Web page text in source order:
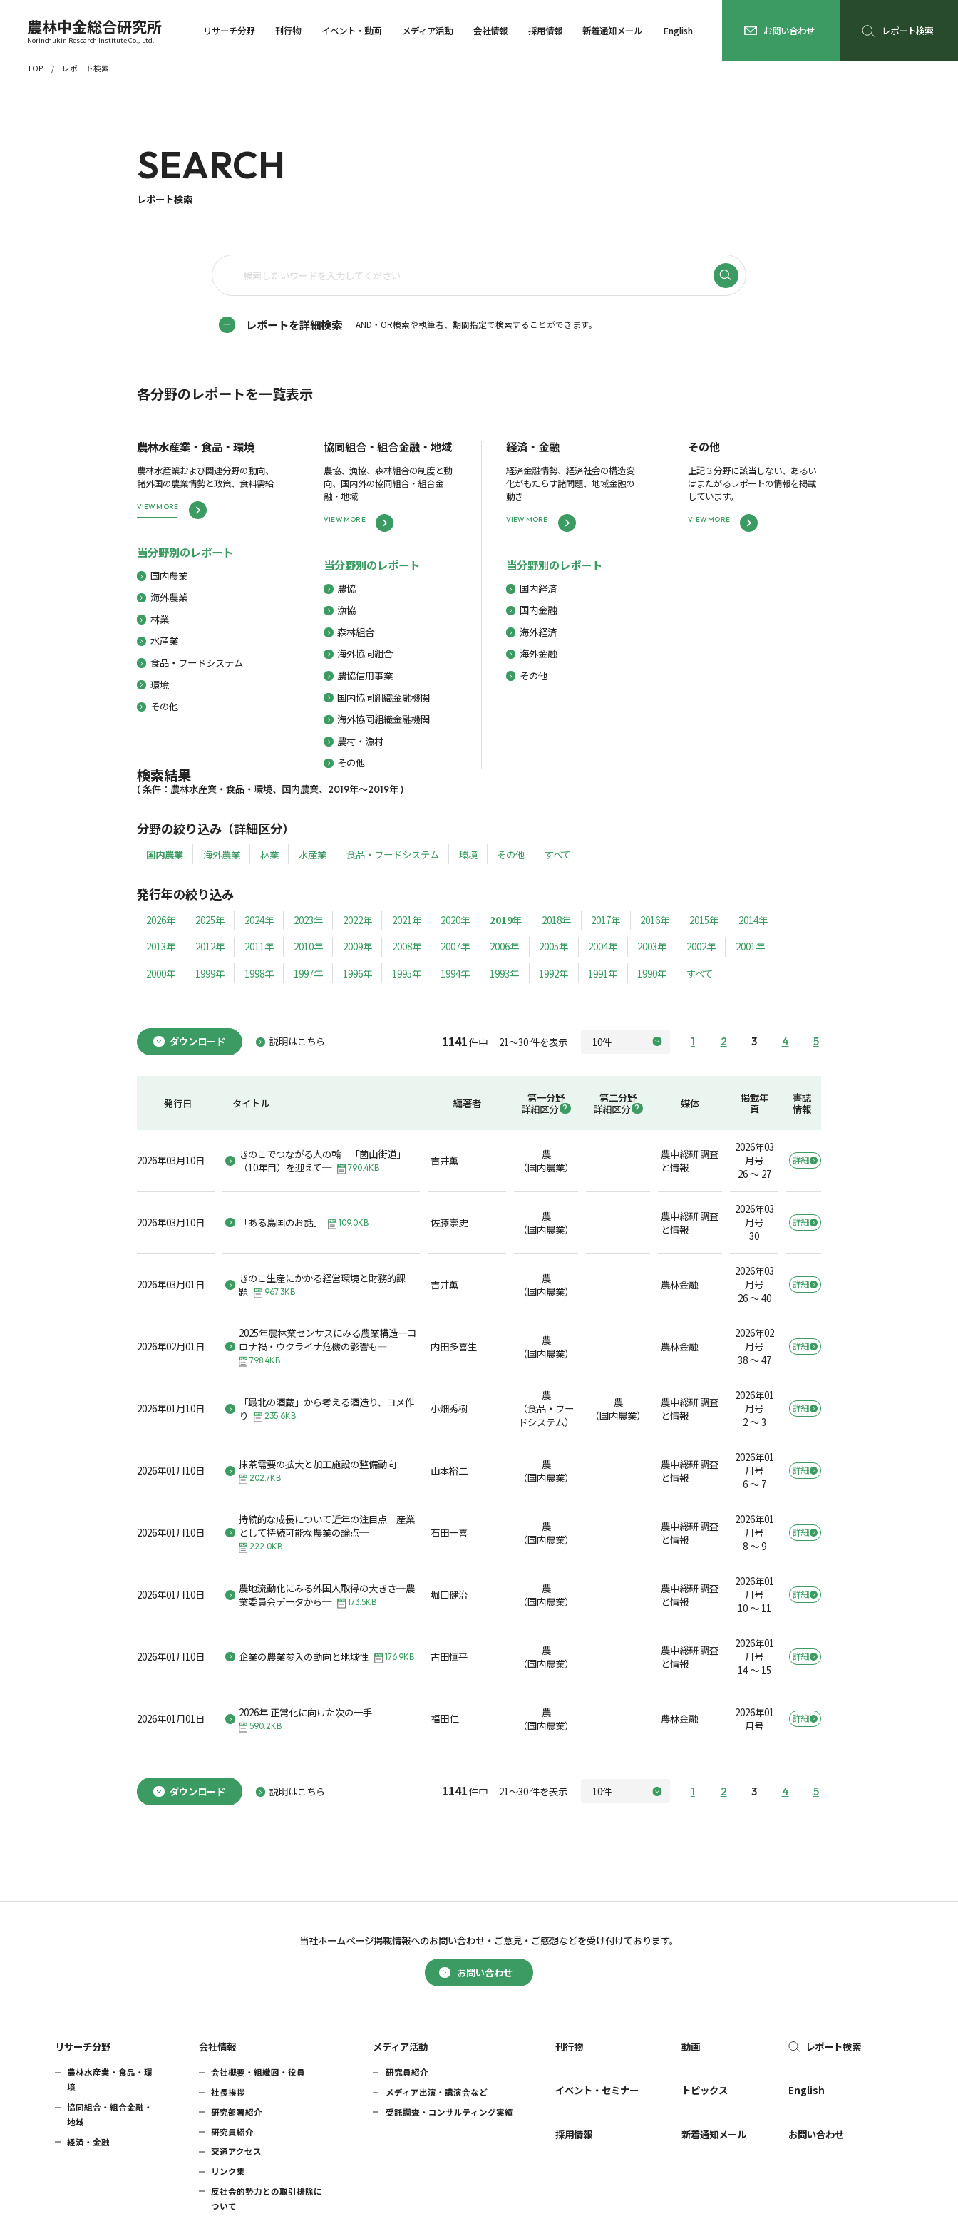
農林中金総合研究所
Norinchukin Research Institute Co., Ltd.
リサーチ分野 刊行物 イベント・動画 メディア活動 会社情報 採用情報 新着通知メール English お問い合わせ レポート検索
TOP レポート検索
SEARCH
レポート検索
レポートを詳細検索 AND・OR検索や執筆者、期間指定で検索することができます。
各分野のレポートを一覧表示
農林水産業・食品・環境
農林水産業および関連分野の動向、
諸外国の農業情勢と政策、食料需給
VIEW MORE
当分野別のレポート
国内農業
海外農業
林業
水産業
食品・フードシステム
環境
その他
協同組合・組合金融・地域
農協、漁協、森林組合の制度と動
向、国内外の協同組合・組合金
融・地域
VIEW MORE
当分野別のレポート
農協
漁協
森林組合
海外協同組合
農協信用事業
国内協同組織金融機関
海外協同組織金融機関
農村・漁村
その他
経済・金融
経済金融情勢、経済社会の構造変
化がもたらす諸問題、地域金融の
動き
VIEW MORE
当分野別のレポート
国内経済
国内金融
海外経済
海外金融
その他
その他
上記３分野に該当しない、あるい
はまたがるレポートの情報を掲載
しています。
VIEW MORE
検索結果
( 条件：農林水産業・食品・環境、国内農業、2019年～2019年 )
分野の絞り込み（詳細区分）
国内農業 海外農業 林業 水産業 食品・フードシステム 環境 その他 すべて
発行年の絞り込み
2026年 2025年 2024年 2023年 2022年 2021年 2020年 2019年 2018年 2017年 2016年 2015年
2014年
2013年
2012年 2011年 2010年 2009年 2008年 2007年 2006年 2005年 2004年 2003年 2002年
2001年
2000年
1999年 1998年 1997年 1996年 1995年 1994年 1993年 1992年 1991年 1990年 すべて
ダウンロード 説明はこちら 1141件中 21～30 件を表示 1 2 3 4 5
発行日 タイトル 編著者
第一分野
詳細区分
第二分野
詳細区分
媒体
掲載年
頁
書誌
情報
2026年03月10日
きのこでつながる人の輪─「菌山街道」
（10年目）を迎えて─
790.4KB
吉井薫
農
（国内農業）
農中総研 調査
と情報
2026年03
月号
26 ～ 27
詳細
2026年03月10日 「ある島国のお話」 109.0KB 佐藤崇史
農
（国内農業）
農中総研 調査
と情報
2026年03
月号
30
詳細
2026年03月01日
きのこ生産にかかる経営環境と財務的課
題
967.3KB
吉井薫
農
（国内農業）
農林金融
2026年03
月号
26 ～ 40
詳細
2026年02月01日
2025年農林業センサスにみる農業構造―コ
ロナ禍・ウクライナ危機の影響も―
798.4KB
内田多喜生
農
（国内農業）
農林金融
2026年02
月号
38 ～ 47
詳細
2026年01月10日
「最北の酒蔵」から考える酒造り、コメ作
り
235.6KB
小畑秀樹
農
（食品・フー
ドシステム）
農
（国内農業）
農中総研 調査
と情報
2026年01
月号
2 ～ 3
詳細
2026年01月10日 抹茶需要の拡大と加工施設の整備動向
202.7KB
山本裕二
農
（国内農業）
農中総研 調査
と情報
2026年01
月号
6 ～ 7
詳細
2026年01月10日
持続的な成長について近年の注目点─産業
として持続可能な農業の論点─
222.0KB
石田一喜
農
（国内農業）
農中総研 調査
と情報
2026年01
月号
8 ～ 9
詳細
2026年01月10日
農地流動化にみる外国人取得の大きさ─農
業委員会データから─
173.5KB
堀口健治
農
（国内農業）
農中総研 調査
と情報
2026年01
月号
10 ～ 11
詳細
2026年01月10日 企業の農業参入の動向と地域性 176.9KB 古田恒平
農
（国内農業）
農中総研 調査
と情報
2026年01
月号
14 ～ 15
詳細
2026年01月01日 2026年 正常化に向けた次の一手
590.2KB
福田仁
農
（国内農業）
農林金融
2026年01
月号
詳細
ダウンロード 説明はこちら 1141件中 21～30 件を表示 1 2 3 4 5
お問い合わせ
当社ホームページ掲載情報へのお問い合わせ・ ご意見・ご感想などを受け付けております。
リサーチ分野
農林水産業・食品・環
境
協同組合・組合金融・
地域
経済・金融
会社情報
会社概要・組織図・役員
社長挨拶
研究部署紹介
研究員紹介
交通アクセス
リンク集
反社会的勢力との取引排除に
ついて
メディア活動
研究員紹介
メディア出演・講演会など
受託調査・コンサルティング実績
刊行物
イベント・セミナー
採用情報
動画
トピックス
新着通知メール
レポート検索
English
お問い合わせ